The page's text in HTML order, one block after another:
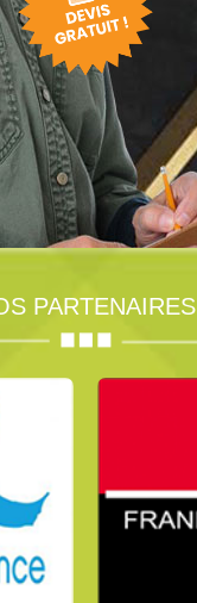
PARTENAIRES